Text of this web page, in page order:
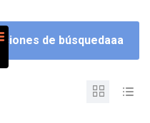
de búsquedaaa